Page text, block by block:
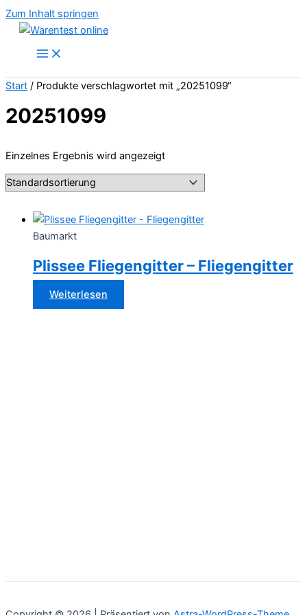
Zum Inhalt springen
Start / Produkte verschlagwortet mit „20251099“
20251099
Einzelnes Ergebnis wird angezeigt
Baumarkt
Plissee Fliegengitter – Fliegengitter
Weiterlesen